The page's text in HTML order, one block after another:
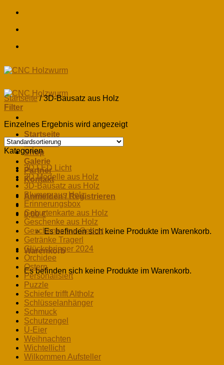
Skip
content
Startseite
Über uns
Shop
Galerie
Partner
Kontakt
Anmelden / Registrieren
0,00€
Es befinden sich keine Produkte im Warenkorb.
Warenkorb
Es befinden sich keine Produkte im Warenkorb.
Startseite /3D-Bausatz aus Holz
Filter
Einzelnes Ergebnis wird angezeigt
Kategorien
3D LED Licht
3D Modelle aus Holz
3D-Bausatz aus Holz
Blumen aus Holz
Erinnerungsbox
Geburtenkarte aus Holz
Geschenke aus Holz
Geschenke zur Geburt
Getränke Tragerl
Glücksbringer 2024
Orchidee
Ostern
Personalisiert
Puzzle
Schiefer trifft Altholz
Schlüsselanhänger
Schmuck
Schutzengel
Ü-Eier
Weihnachten
Wichtellicht
Wilkommen Aufsteller